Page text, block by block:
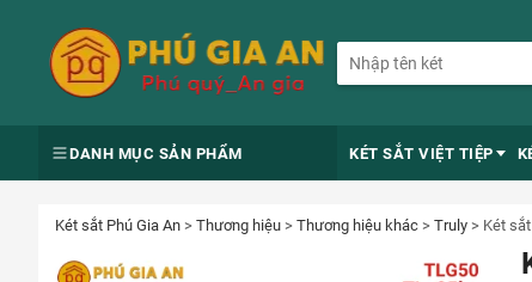
DANH MỤC SẢN PHẨM KÉT SẮT VIỆT TIỆP
Két sắt Phú Gia An > Thương hiệu > Thương hiệu khác > Truly > Két